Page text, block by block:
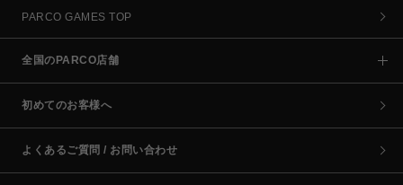
PARCO GAMES TOP
全国のPARCO店舗
初めてのお客様へ
よくあるご質問 / お問い合わせ